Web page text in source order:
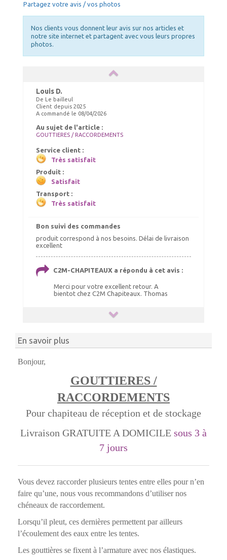
Partagez votre avis / vos photos
Nos clients vous donnent leur avis sur nos articles et
notre site internet et partagent avec vous leurs propres
photos.
Louis D.
De Le bailleul
Client depuis 2025
A commandé le 08/04/2026
Au sujet de l'article :
GOUTTIERES / RACCORDEMENTS
Service client :
Très satisfait
Produit :
Satisfait
Transport :
Très satisfait
Bon suivi des commandes
produit correspond à nos besoins. Délai de livraison
excellent
C2M-CHAPITEAUX a répondu à cet avis :
Merci pour votre excellent retour. A
bientot chez C2M Chapiteaux. Thomas
En savoir plus
Bonjour,
GOUTTIERES /
RACCORDEMENTS
Pour chapiteau de réception et de stockage
Livraison GRATUITE A DOMICILE sous 3 à
7 jours
Vous devez raccorder plusieurs tentes entre elles pour n’en
faire qu’une, nous vous recommandons d’utiliser nos
chéneaux de raccordement.
Lorsqu’il pleut, ces dernières permettent par ailleurs
l’écoulement des eaux entre les tentes.
Les gouttières se fixent à l’armature avec nos élastiques.